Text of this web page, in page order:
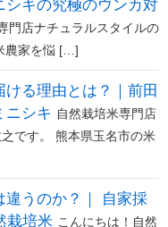
キの究極のウンカ対
門店ナチュラルスタイルの
農家を悩 […]
る理由とは？｜前田
ニシキ 自然栽培米専門店
です。 熊本県玉名市の米
違うのか？｜ 自家採
栽培米 こんにちは！自然